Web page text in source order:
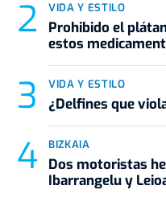
VIDA Y ESTILO
Prohibido el
estos
VIDA Y ESTILO
¿Delfines que
BIZKAIA
Dos motoristas
Ibarrangelu y